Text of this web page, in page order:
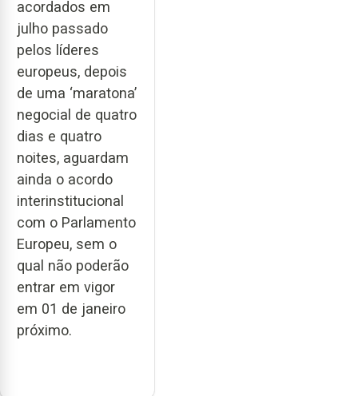
acordados em
julho passado
pelos líderes
europeus, depois
de uma ‘maratona’
negocial de quatro
dias e quatro
noites, aguardam
ainda o acordo
interinstitucional
com o Parlamento
Europeu, sem o
qual não poderão
entrar em vigor
em 01 de janeiro
próximo.